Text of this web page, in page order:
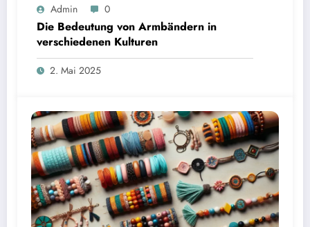
Admin 0
Die Bedeutung von Armbändern in
verschiedenen Kulturen
2. Mai 2025